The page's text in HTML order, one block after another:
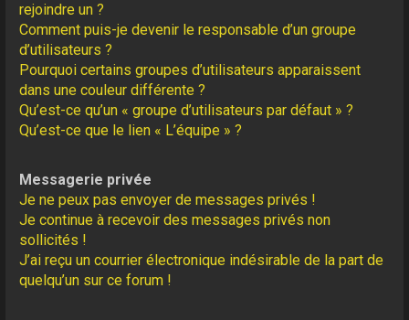
rejoindre un ?
Comment puis-je devenir le responsable d’un groupe
d’utilisateurs ?
Pourquoi certains groupes d’utilisateurs apparaissent
dans une couleur différente ?
Qu’est-ce qu’un « groupe d’utilisateurs par défaut » ?
Qu’est-ce que le lien « L’équipe » ?
Messagerie privée
Je ne peux pas envoyer de messages privés !
Je continue à recevoir des messages privés non
sollicités !
J’ai reçu un courrier électronique indésirable de la part de
quelqu’un sur ce forum !